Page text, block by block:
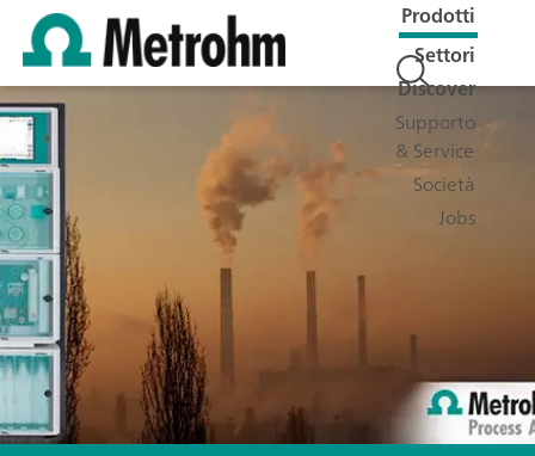
Prodotti
Settori
Discover
Supporto
& Service
Società
Jobs